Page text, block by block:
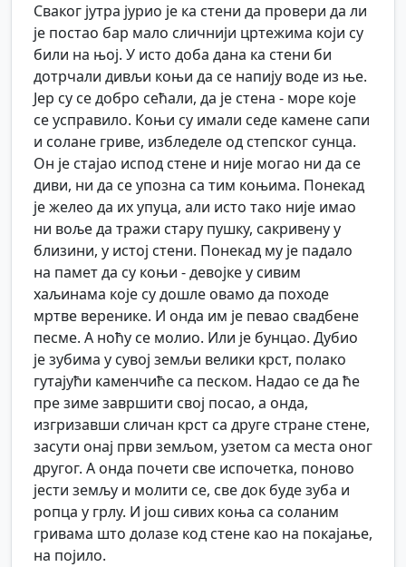
Сваког јутра јурио је ка стени да провери да ли
је постао бар мало сличнији цртежима који су
били на њој. У исто доба дана ка стени би
дотрчали дивљи коњи да се напију воде из ње.
Јер су се добро сећали, да је стена - море које
се усправило. Коњи су имали седе камене сапи
и солане гриве, избледеле од степског сунца.
Он је стајао испод стене и није могао ни да се
диви, ни да се упозна са тим коњима. Понекад
је желео да их упуца, али исто тако није имао
ни воље да тражи стару пушку, сакривену у
близини, у истој стени. Понекад му је падало
на памет да су коњи - девојке у сивим
хаљинама које су дошле овамо да походе
мртве веренике. И онда им је певао свадбене
песме. А ноћу се молио. Или је бунцао. Дубио
је зубима у сувој земљи велики крст, полако
гутајући каменчиће са песком. Надао се да ће
пре зиме завршити свој посао, а онда,
изгризавши сличан крст са друге стране стене,
засути онај први земљом, узетом са места оног
другог. А онда почети све испочетка, поново
јести земљу и молити се, све док буде зуба и
ропца у грлу. И још сивих коња са соланим
гривама што долазе код стене као на покајање,
на појило.